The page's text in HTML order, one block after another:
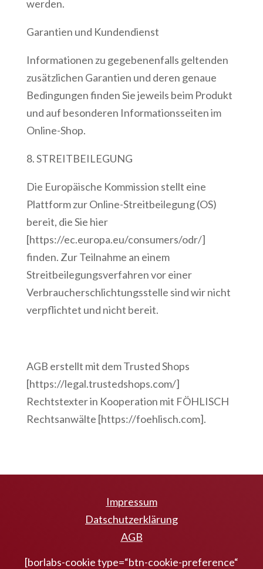
werden.
Garantien und Kundendienst
Informationen zu gegebenenfalls geltenden
zusätzlichen Garantien und deren genaue
Bedingungen finden Sie jeweils beim Produkt
und auf besonderen Informationsseiten im
Online-Shop.
8. STREITBEILEGUNG
Die Europäische Kommission stellt eine
Plattform zur Online-Streitbeilegung (OS)
bereit, die Sie hier
[https://ec.europa.eu/consumers/odr/]
finden. Zur Teilnahme an einem
Streitbeilegungsverfahren vor einer
Verbraucherschlichtungsstelle sind wir nicht
verpflichtet und nicht bereit.
AGB erstellt mit dem Trusted Shops
[https://legal.trustedshops.com/]
Rechtstexter in Kooperation mit FÖHLISCH
Rechtsanwälte [https://foehlisch.com].
Impressum
Datschutzerklärung
AGB
[borlabs-cookie type=“btn-cookie-preference“